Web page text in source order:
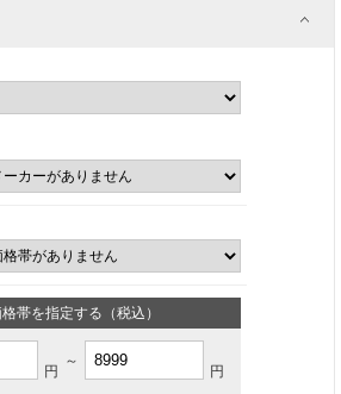
帯を指定する（税込）
円
～
円